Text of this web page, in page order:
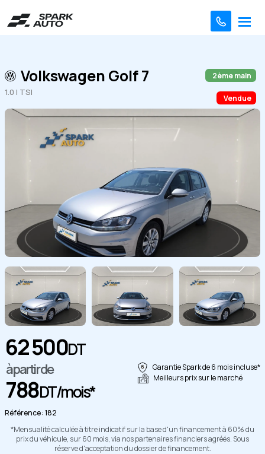
Volkswagen Golf 7
1.0 l TSI
Vendue
2ème main
62 500DT
à partir de
788DT/mois*
Référence : 182
Garantie Spark de 6 mois incluse*
Meilleurs prix sur le marché
*Mensualité calculée à titre indicatif sur la base d'un financement à 60% du
prix du véhicule, sur 60 mois, via nos partenaires financiers agréés. Sous
réserve d'acceptation du dossier de financement.
Copier